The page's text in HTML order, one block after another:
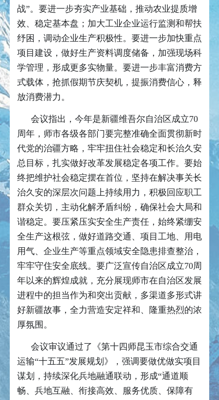
战”。要进一步夯实产业基础，推动农业提质增
效、稳定基本盘；加大工业企业运行监测和帮扶
纾困，调动企业生产积极性。要进一步加快重点
项目建设，做好生产资料调度储备，加强现场科
学管理，形成更多实物量。要进一步丰富消费方
式载体，抢抓假期节庆契机，提振消费信心，释
放消费潜力。
会议指出，今年是新疆维吾尔自治区成立70
周年，师市各级各部门要完整准确全面贯彻新时
代党的治疆方略，牢牢扭住社会稳定和长治久安
总目标，扎实做好改革发展稳定各项工作。要始
终把维护社会稳定摆在首位，坚持在解决事关长
治久安的深层次问题上持续用力，积极回应职工
群众关切，主动化解矛盾纠纷，确保社会大局和
谐稳定。要压紧压实安全生产责任，始终紧绷安
全生产这根弦，做好道路交通、项目工地、用电
用气、企业生产等重点领域安全隐患排查整治，
牢牢守住安全底线。要广泛宣传自治区成立70周
年以来的辉煌成就，充分展现师市在自治区发展
进程中的担当作为和突出贡献，多渠道多形式讲
好新疆故事，全力营造安定祥和、隆重热烈的浓
厚氛围。
会议审议通过了《第十四师昆玉市综合交通
运输“十五五”发展规划》，强调要做优做实项目
谋划，持续深化兵地融通联动，形成“通道顺
畅、兵地互融、衔接高效、服务优质、保障有